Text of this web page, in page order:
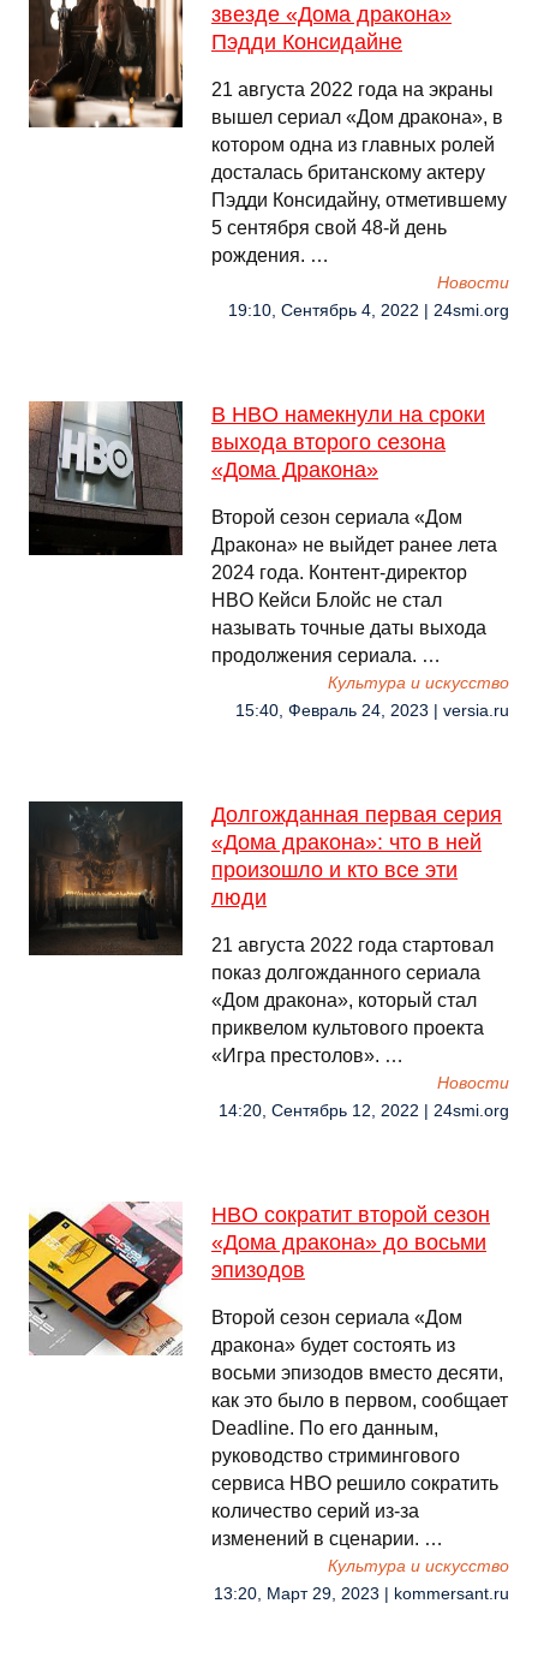
звезде «Дома дракона»
Пэдди Консидайне
21 августа 2022 года на экраны
вышел сериал «Дом дракона», в
котором одна из главных ролей
досталась британскому актеру
Пэдди Консидайну, отметившему
5 сентября свой 48-й день
рождения. …
Новости
19:10, Сентябрь 4, 2022 | 24smi.org
В HBO намекнули на сроки
выхода второго сезона
«Дома Дракона»
Второй сезон сериала «Дом
Дракона» не выйдет ранее лета
2024 года. Контент-директор
HBO Кейси Блойс не стал
называть точные даты выхода
продолжения сериала. …
Культура и искусство
15:40, Февраль 24, 2023 | versia.ru
Долгожданная первая серия
«Дома дракона»: что в ней
произошло и кто все эти
люди
21 августа 2022 года стартовал
показ долгожданного сериала
«Дом дракона», который стал
приквелом культового проекта
«Игра престолов». …
Новости
14:20, Сентябрь 12, 2022 | 24smi.org
HBO сократит второй сезон
«Дома дракона» до восьми
эпизодов
Второй сезон сериала «Дом
дракона» будет состоять из
восьми эпизодов вместо десяти,
как это было в первом, сообщает
Deadline. По его данным,
руководство стримингового
сервиса HBO решило сократить
количество серий из-за
изменений в сценарии. …
Культура и искусство
13:20, Март 29, 2023 | kommersant.ru